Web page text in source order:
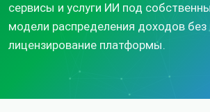
сервисы и услуги ИИ под
модели распределения доходов без
лицензирование платформы.